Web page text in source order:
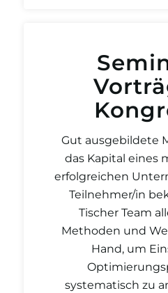
Gut ausgebildete
das Kapital eines
erfolgreichen
Teilnehmer/in
Tischer Team
Methoden und
Hand, um
systematisch zu